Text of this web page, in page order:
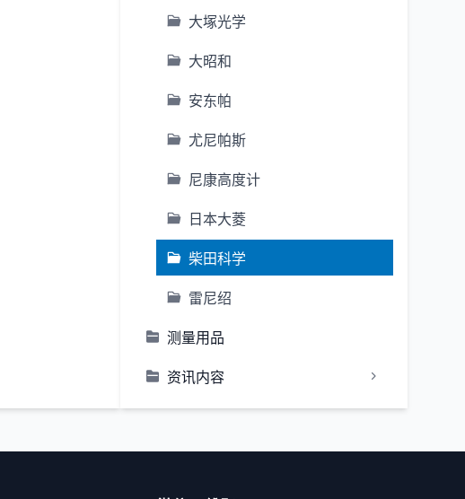
大塚光学
大昭和
安东帕
尤尼帕斯
尼康高度计
日本大菱
柴田科学
雷尼绍
测量用品
资讯内容